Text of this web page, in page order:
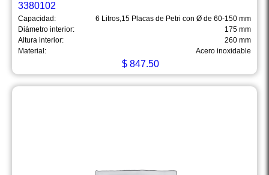
3380102
Capacidad:
6 Litros,15 Placas de Petri con Ø de 60-150 mm
Diámetro interior:
175 mm
Altura interior:
260 mm
Material:
Acero inoxidable
$ 847.50